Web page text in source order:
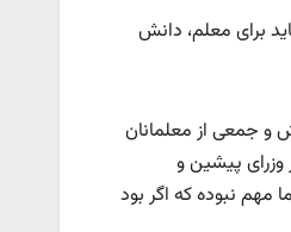
برای معلم، دانش
پرورش و جمعی از معلمانان
آموزش و پرورش تغییر مدیریت است که در ۲۰ سال، شمار وزرای پیشین و
برای ما مهم نبوده که اگر بود